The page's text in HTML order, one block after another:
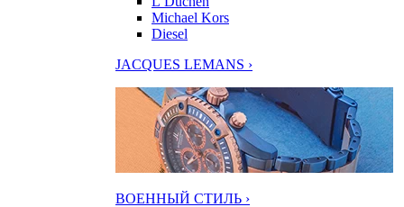
Michael Kors
Diesel
JACQUES LEMANS ›
ВОЕННЫЙ СТИЛЬ ›